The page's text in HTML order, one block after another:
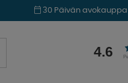
30 Päivän avokauppa
4.6